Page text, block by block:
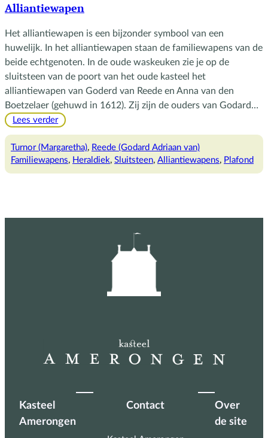
Alliantiewapen
Het alliantiewapen is een bijzonder symbool van een
huwelijk. In het alliantiewapen staan de familiewapens van de
beide echtgenoten. In de oude waskeuken zie je op de
sluitsteen van de poort van het oude kasteel het
alliantiewapen van Goderd van Reede en Anna van den
Boetzelaer (gehuwd in 1612). Zij zijn de ouders van Godard…
Lees verder:
Turnor (Margaretha), Reede (Godard Adriaan van)
Familiewapens, Heraldiek, Sluitsteen, Alliantiewapens, Plafond
Kasteel
Amerongen
Contact
Over
de site